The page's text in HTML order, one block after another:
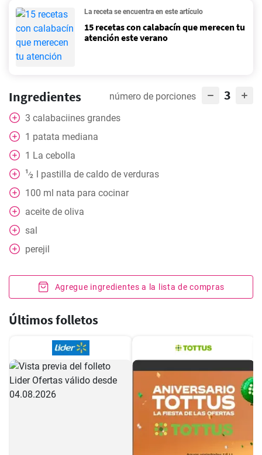
La receta se encuentra en este artículo
15 recetas con calabacín que merecen tu
atención este verano
Ingredientes número de porciones 3
3 calabaciines grandes
1 patata mediana
1 La cebolla
1⁄2 l pastilla de caldo de verduras
100 ml nata para cocinar
aceite de oliva
sal
perejil
Agregue ingredientes a la lista de compras
Últimos folletos